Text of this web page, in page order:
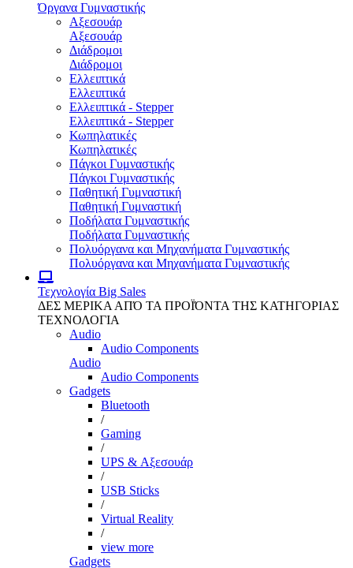
Όργανα Γυμναστικής
Αξεσουάρ
Αξεσουάρ
Διάδρομοι
Διάδρομοι
Ελλειπτικά
Ελλειπτικά
Ελλειπτικά - Stepper
Ελλειπτικά - Stepper
Κωπηλατικές
Κωπηλατικές
Πάγκοι Γυμναστικής
Πάγκοι Γυμναστικής
Παθητική Γυμναστική
Παθητική Γυμναστική
Ποδήλατα Γυμναστικής
Ποδήλατα Γυμναστικής
Πολυόργανα και Μηχανήματα Γυμναστικής
Πολυόργανα και Μηχανήματα Γυμναστικής
Τεχνολογία Big Sales
ΔΕΣ ΜΕΡΙΚΑ ΑΠΌ ΤΑ ΠΡΟΪΌΝΤΑ ΤΗΣ ΚΑΤΗΓΟΡΙΑΣ
ΤΕΧΝΟΛΟΓΙΑ
Audio
Audio Components
Audio
Audio Components
Gadgets
Bluetooth
/
Gaming
/
UPS & Αξεσουάρ
/
USB Sticks
/
Virtual Reality
/
view more
Gadgets